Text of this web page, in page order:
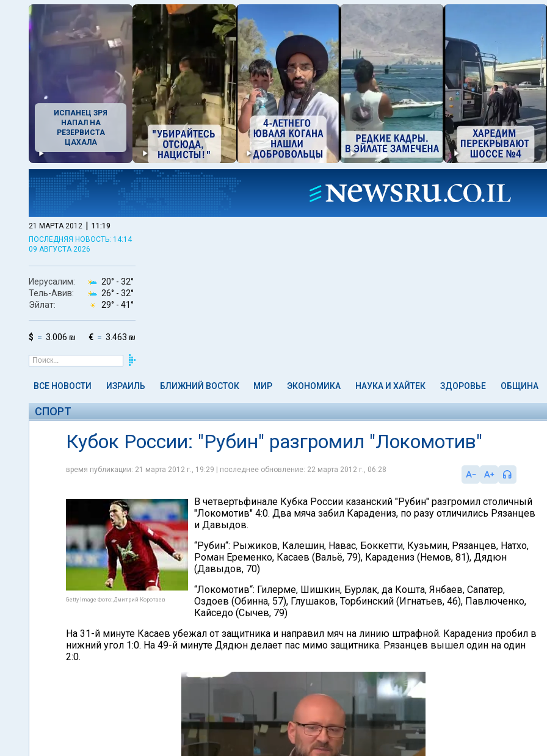
ИСПАНЕЦ ЗРЯ
НАПАЛ НА
РЕЗЕРВИСТА
ЦАХАЛА
21 МАРТА 2012 | 11:19
ПОСЛЕДНЯЯ НОВОСТЬ: 14:14
09 АВГУСТА 2026
Иерусалим: 20° - 32°
Тель-Авив:
26° - 32°
Эйлат:
29° - 41°
$ 3.006 ₪ € 3.463 ₪
ВСЕ НОВОСТИ ИЗРАИЛЬ БЛИЖНИЙ ВОСТОК МИР ЭКОНОМИКА НАУКА И ХАЙТЕК ЗДОРОВЬЕ ОБЩИНА
СПОРТ
Кубок России: "Рубин" разгромил "Локомотив"
время публикации: 21 марта 2012 г., 19:29 | последнее обновление: 22 марта 2012 г., 06:28
Getty Image Фото: Дмитрий Коротаев
В четвертьфинале Кубка России казанский "Рубин" разгромил столичный
"Локомотив" 4:0. Два мяча забил Карадениз, по разу отличились Рязанцев
и Давыдов.
“Рубин“: Рыжиков, Калешин, Навас, Боккетти, Кузьмин, Рязанцев, Натхо,
Роман Еременко, Касаев (Вальё, 79), Карадениз (Немов, 81), Дядюн
(Давыдов, 70)
“Локомотив“: Гилерме, Шишкин, Бурлак, да Кошта, Янбаев, Сапатер,
Оздоев (Обинна, 57), Глушаков, Торбинский (Игнатьев, 46), Павлюченко,
Кайседо (Сычев, 79)
На 31-й минуте Касаев убежал от защитника и направил мяч на линию штрафной. Карадениз пробил в
нижний угол 1:0. На 49-й минуте Дядюн делает пас мимо защитника. Рязанцев вышел один на один
2:0.